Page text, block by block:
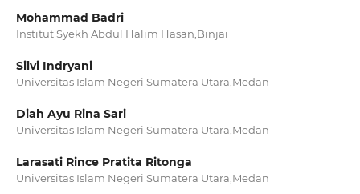
Mohammad Badri
Institut Syekh Abdul Halim Hasan,Binjai
Silvi Indryani
Universitas Islam Negeri Sumatera Utara,Medan
Diah Ayu Rina Sari
Universitas Islam Negeri Sumatera Utara,Medan
Larasati Rince Pratita Ritonga
Universitas Islam Negeri Sumatera Utara,Medan